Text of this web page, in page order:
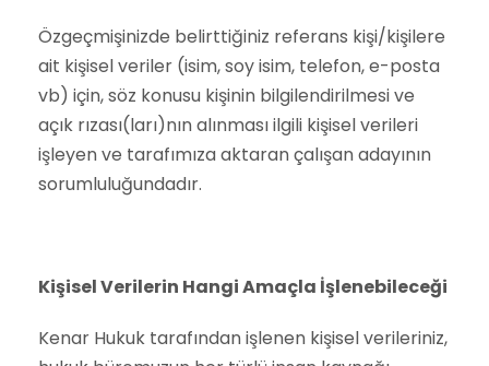
Özgeçmişinizde belirttiğiniz referans kişi/kişilere
ait kişisel veriler (isim, soy isim, telefon, e-posta
vb) için, söz konusu kişinin bilgilendirilmesi ve
açık rızası(ları)nın alınması ilgili kişisel verileri
işleyen ve tarafımıza aktaran çalışan adayının
sorumluluğundadır.
Kişisel Verilerin Hangi Amaçla İşlenebileceği
Kenar Hukuk tarafından işlenen kişisel verileriniz,